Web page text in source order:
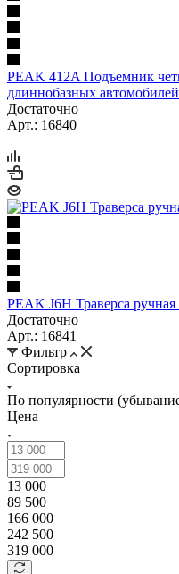
PEAK 412A Подъемник
длиннобазных
Достаточно
Арт.: 16840
PEAK J6H Траверса
Достаточно
Арт.: 16841
Фильтр
Сортировка
По популярности
Цена
13 000
89 500
166 000
242 500
319 000